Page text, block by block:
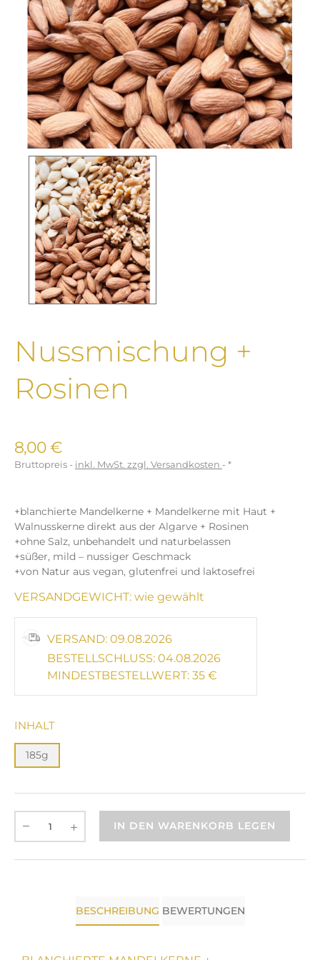
Nussmischung +
Rosinen
8,00 €
Bruttopreis inkl. MwSt. zzgl. Versandkosten *
+blanchierte Mandelkerne + Mandelkerne mit Haut +
Walnusskerne direkt aus der Algarve + Rosinen
+ohne Salz, unbehandelt und naturbelassen
+süßer, mild – nussiger Geschmack
+von Natur aus vegan, glutenfrei und laktosefrei
VERSANDGEWICHT: wie gewählt
VERSAND: 09.08.2026
BESTELLSCHLUSS: 04.08.2026
MINDESTBESTELLWERT: 35 €
INHALT
185g
IN DEN WARENKORB LEGEN
BESCHREIBUNG BEWERTUNGEN